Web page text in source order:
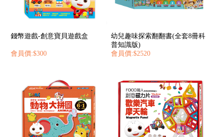
錢幣遊戲-創意寶貝遊戲盒
會員價:$300
幼兒趣味探索翻翻書(全套8冊科
普知識版)
會員價:$2520